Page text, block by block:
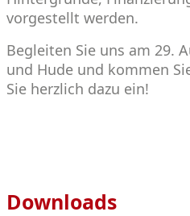
vorgestellt werden.
Begleiten Sie uns am 29.
und Hude und kommen
Sie herzlich dazu ein!
Downloads